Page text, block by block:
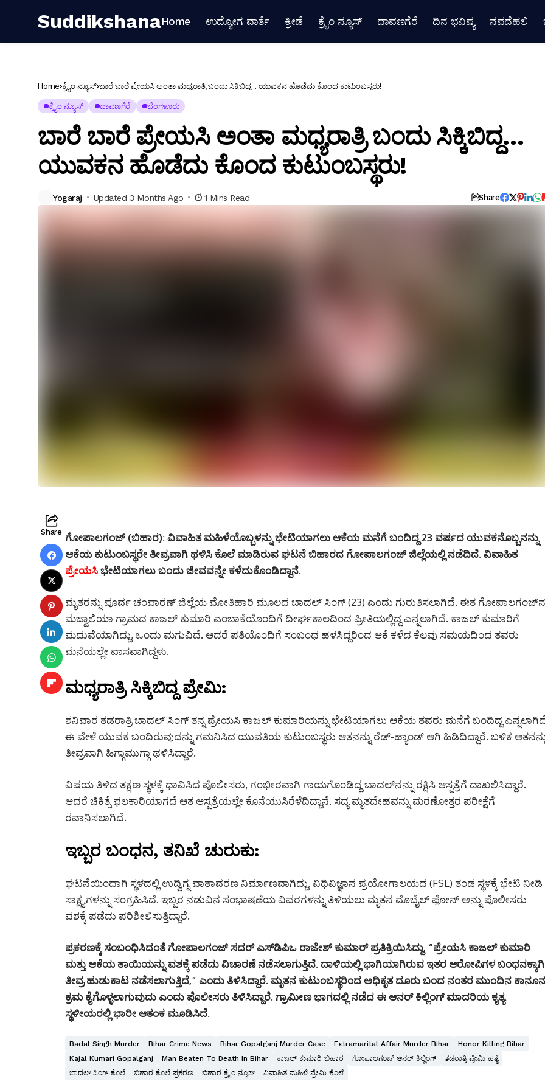
SuddikshanaHome ಉದ್ಯೋಗ ವಾರ್ತೆ ಕ್ರೀಡೆ ಕ್ರೈಂ ನ್ಯೂಸ್ ದಾವಣಗೆರೆ ದಿನ ಭವಿಷ್ಯ ನವದೆಹಲಿ
Home ಕ್ರೈಂ ನ್ಯೂಸ್ ಬಾರೆ ಬಾರೆ ಪ್ರೇಯಸಿ ಅಂತಾ ಮಧ್ಯರಾತ್ರಿ ಬಂದು ಸಿಕ್ಕಿಬಿದ್ದ… ಯುವಕನ ಹೊಡೆದು ಕೊಂದ ಕುಟುಂಬಸ್ಥರು!
ಕ್ರೈಂ ನ್ಯೂಸ್ ದಾವಣಗೆರೆ ಬೆಂಗಳೂರು
ಬಾರೆ ಬಾರೆ ಪ್ರೇಯಸಿ ಅಂತಾ ಮಧ್ಯರಾತ್ರಿ ಬಂದು ಸಿಕ್ಕಿಬಿದ್ದ…
ಯುವಕನ ಹೊಡೆದು ಕೊಂದ ಕುಟುಂಬಸ್ಥರು!
Yogaraj Updated 3 Months Ago 1 Mins Read Share
Share ಗೋಪಾಲಗಂಜ್ (ಬಿಹಾರ):ವಿವಾಹಿತ ಮಹಿಳೆಯೊಬ್ಬಳನ್ನು ಭೇಟಿಯಾಗಲು ಆಕೆಯ ಮನೆಗೆ ಬಂದಿದ್ದ 23 ವರ್ಷದ ಯುವಕನೊಬ್ಬನನ್ನು
ಆಕೆಯ ಕುಟುಂಬಸ್ಥರೇ ತೀವ್ರವಾಗಿ ಥಳಿಸಿ ಕೊಲೆ ಮಾಡಿರುವ ಘಟನೆ ಬಿಹಾರದ ಗೋಪಾಲಗಂಜ್ ಜಿಲ್ಲೆಯಲ್ಲಿ ನಡೆದಿದೆ. ವಿವಾಹಿತ
ಪ್ರೇಯಸಿಭೇಟಿಯಾಗಲು ಬಂದು ಜೀವವನ್ನೇ ಕಳೆದುಕೊಂಡಿದ್ದಾನೆ.
ಮೃತರನ್ನು ಪೂರ್ವ ಚಂಪಾರಣ್ ಜಿಲ್ಲೆಯ ಮೋತಿಹಾರಿ ಮೂಲದ ಬಾದಲ್ ಸಿಂಗ್ (23) ಎಂದು ಗುರುತಿಸಲಾಗಿದೆ. ಈತ ಗೋಪಾಲಗಂಜ್‌ನ
ಮಜ್ವಾಲಿಯಾ ಗ್ರಾಮದ ಕಾಜಲ್ ಕುಮಾರಿ ಎಂಬಾಕೆಯೊಂದಿಗೆ ದೀರ್ಘಕಾಲದಿಂದ ಪ್ರೀತಿಯಲ್ಲಿದ್ದ ಎನ್ನಲಾಗಿದೆ. ಕಾಜಲ್ ಕುಮಾರಿಗೆ
ಮದುವೆಯಾಗಿದ್ದು, ಒಂದು ಮಗುವಿದೆ. ಆದರೆ ಪತಿಯೊಂದಿಗೆ ಸಂಬಂಧ ಹಳಸಿದ್ದರಿಂದ ಆಕೆ ಕಳೆದ ಕೆಲವು ಸಮಯದಿಂದ ತವರು
ಮನೆಯಲ್ಲೇ ವಾಸವಾಗಿದ್ದಳು.
ಮಧ್ಯರಾತ್ರಿ ಸಿಕ್ಕಿಬಿದ್ದ ಪ್ರೇಮಿ:
ಶನಿವಾರ ತಡರಾತ್ರಿ ಬಾದಲ್ ಸಿಂಗ್ ತನ್ನ ಪ್ರೇಯಸಿ ಕಾಜಲ್ ಕುಮಾರಿಯನ್ನು ಭೇಟಿಯಾಗಲು ಆಕೆಯ ತವರು ಮನೆಗೆ ಬಂದಿದ್ದ
ಈ ವೇಳೆ ಯುವಕ ಬಂದಿರುವುದನ್ನು ಗಮನಿಸಿದ ಯುವತಿಯ ಕುಟುಂಬಸ್ಥರು ಆತನನ್ನು ರೆಡ್-ಹ್ಯಾಂಡ್ ಆಗಿ ಹಿಡಿದಿದ್ದಾರೆ. ಬಳಿಕ
ತೀವ್ರವಾಗಿ ಹಿಗ್ಗಾಮುಗ್ಗಾ ಥಳಿಸಿದ್ದಾರೆ.
ವಿಷಯ ತಿಳಿದ ತಕ್ಷಣ ಸ್ಥಳಕ್ಕೆ ಧಾವಿಸಿದ ಪೊಲೀಸರು, ಗಂಭೀರವಾಗಿ ಗಾಯಗೊಂಡಿದ್ದ ಬಾದಲ್‌ನನ್ನು ರಕ್ಷಿಸಿ ಆಸ್ಪತ್ರೆಗೆ ದಾಖಲಿಸಿದ್ದಾರೆ.
ಆದರೆ ಚಿಕಿತ್ಸೆ ಫಲಕಾರಿಯಾಗದೆ ಆತ ಆಸ್ಪತ್ರೆಯಲ್ಲೇ ಕೊನೆಯುಸಿರೆಳೆದಿದ್ದಾನೆ. ಸದ್ಯ ಮೃತದೇಹವನ್ನು ಮರಣೋತ್ತರ ಪರೀಕ್ಷೆಗೆ
ರವಾನಿಸಲಾಗಿದೆ.
ಇಬ್ಬರ ಬಂಧನ, ತನಿಖೆ ಚುರುಕು:
ಘಟನೆಯಿಂದಾಗಿ ಸ್ಥಳದಲ್ಲಿ ಉದ್ವಿಗ್ನ ವಾತಾವರಣ ನಿರ್ಮಾಣವಾಗಿದ್ದು, ವಿಧಿವಿಜ್ಞಾನ ಪ್ರಯೋಗಾಲಯದ (FSL) ತಂಡ ಸ್ಥಳಕ್ಕೆ ಭೇಟಿ ನೀಡಿ
ಸಾಕ್ಷ್ಯಗಳನ್ನು ಸಂಗ್ರಹಿಸಿದೆ. ಇಬ್ಬರ ನಡುವಿನ ಸಂಭಾಷಣೆಯ ವಿವರಗಳನ್ನು ತಿಳಿಯಲು ಮೃತನ ಮೊಬೈಲ್ ಫೋನ್ ಅನ್ನು ಪೊಲೀಸರು
ವಶಕ್ಕೆ ಪಡೆದು ಪರಿಶೀಲಿಸುತ್ತಿದ್ದಾರೆ.
ಪ್ರಕರಣಕ್ಕೆ ಸಂಬಂಧಿಸಿದಂತೆ ಗೋಪಾಲಗಂಜ್ ಸದರ್ ಎಸ್‌ಡಿಪಿಒ ರಾಜೇಶ್ ಕುಮಾರ್ ಪ್ರತಿಕ್ರಿಯಿಸಿದ್ದು, “ಪ್ರೇಯಸಿ ಕಾಜಲ್ ಕುಮಾರಿ
ಮತ್ತು ಆಕೆಯ ತಾಯಿಯನ್ನು ವಶಕ್ಕೆ ಪಡೆದು ವಿಚಾರಣೆ ನಡೆಸಲಾಗುತ್ತಿದೆ. ದಾಳಿಯಲ್ಲಿ ಭಾಗಿಯಾಗಿರುವ ಇತರ ಆರೋಪಿಗಳ ಬಂಧನಕ್ಕಾಗಿ
ತೀವ್ರ ಹುಡುಕಾಟ ನಡೆಸಲಾಗುತ್ತಿದೆ,” ಎಂದು ತಿಳಿಸಿದ್ದಾರೆ. ಮೃತನ ಕುಟುಂಬಸ್ಥರಿಂದ ಅಧಿಕೃತ ದೂರು ಬಂದ ನಂತರ ಮುಂದಿನ
ಕ್ರಮ ಕೈಗೊಳ್ಳಲಾಗುವುದು ಎಂದು ಪೊಲೀಸರು ತಿಳಿಸಿದ್ದಾರೆ. ಗ್ರಾಮೀಣ ಭಾಗದಲ್ಲಿ ನಡೆದ ಈ ಆನರ್ ಕಿಲ್ಲಿಂಗ್ ಮಾದರಿಯ ಕೃತ್ಯ
ಸ್ಥಳೀಯರಲ್ಲಿ ಭಾರೀ ಆತಂಕ ಮೂಡಿಸಿದೆ.
Badal Singh Murder Bihar Crime News Bihar Gopalganj Murder Case Extramarital Affair Murder Bihar
Honor Killing Bihar
Kajal Kumari Gopalganj
Man Beaten To Death In Bihar ಕಾಜಲ್ ಕುಮಾರಿ ಬಿಹಾರ ಗೋಪಾಲಗಂಜ್ ಆನರ್ ಕಿಲ್ಲಿಂಗ್
ತಡರಾತ್ರಿ ಪ್ರೇಮಿ ಹತ್ಯೆ
ಬಾದಲ್ ಸಿಂಗ್ ಕೊಲೆ
ಬಿಹಾರ ಕೊಲೆ ಪ್ರಕರಣ ಬಿಹಾರ ಕ್ರೈಂ ನ್ಯೂಸ್ ವಿವಾಹಿತ ಮಹಿಳೆ ಪ್ರೇಮಿ ಕೊಲೆ